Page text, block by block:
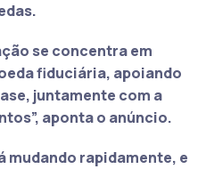
se concentra em
fiduciária, apoiando
juntamente com a
, aponta o anúncio.
mudando rapidamente, e